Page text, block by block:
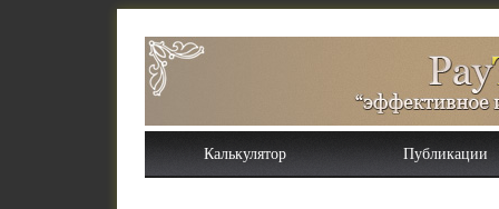
Калькулятор Публикации